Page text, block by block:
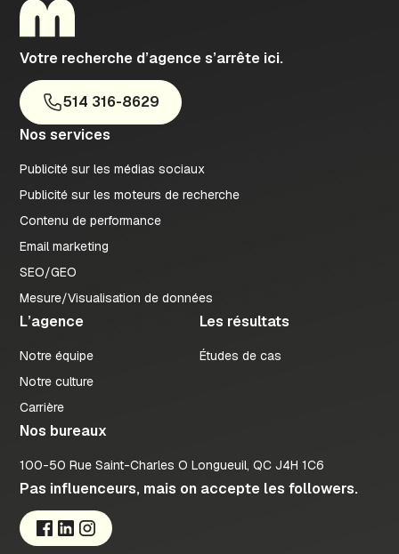
Votre recherche d’agence s’arrête ici.
514 316-8629
Nos services
Publicité sur les médias sociaux
Publicité sur les moteurs de recherche
Contenu de performance
Email marketing
SEO/GEO
Mesure/Visualisation de données
L’agence
Notre équipe
Notre culture
Carrière
Les résultats
Études de cas
Nos bureaux
100-50 Rue Saint-Charles O Longueuil, QC J4H 1C6
Pas influenceurs, mais on accepte les followers.